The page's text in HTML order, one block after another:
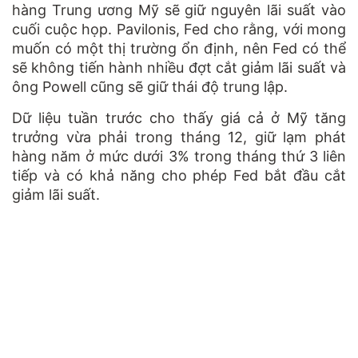
hàng Trung ương Mỹ sẽ giữ nguyên lãi suất vào
cuối cuộc họp. Pavilonis, Fed cho rằng, với mong
muốn có một thị trường ổn định, nên Fed có thể
sẽ không tiến hành nhiều đợt cắt giảm lãi suất và
ông Powell cũng sẽ giữ thái độ trung lập.
Dữ liệu tuần trước cho thấy giá cả ở Mỹ tăng
trưởng vừa phải trong tháng 12, giữ lạm phát
hàng năm ở mức dưới 3% trong tháng thứ 3 liên
tiếp và có khả năng cho phép Fed bắt đầu cắt
giảm lãi suất.